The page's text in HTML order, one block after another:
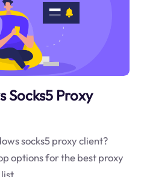
Socks5 Proxy
socks5 proxy client?
options for the best proxy